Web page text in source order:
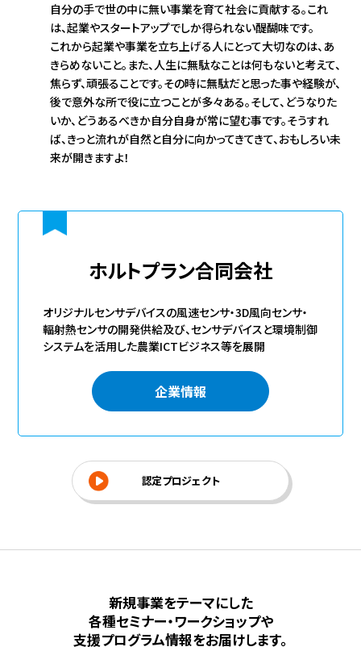
自分の手で世の中に無い事業を育て社会に貢献する。これ
は、起業やスタートアップでしか得られない醍醐味です。
これから起業や事業を立ち上げる人にとって大切なのは、あ
きらめないこと。また、人生に無駄なことは何もないと考えて、
焦らず、頑張ることです。その時に無駄だと思った事や経験が、
後で意外な所で役に立つことが多々ある。そして、どうなりた
いか、どうあるべきか自分自身が常に望む事です。そうすれ
ば、きっと流れが自然と自分に向かってきてきて、おもしろい未
来が開きますよ！
ホルトプラン合同会社
オリジナルセンサデバイスの風速センサ・3D風向センサ・
輻射熱センサの開発供給及び、センサデバイスと環境制御
システムを活用した農業ICTビジネス等を展開
企業情報
認定プロジェクト
新規事業をテーマにした
各種セミナー・ワークショップや
⽀援プログラム情報をお届けします。